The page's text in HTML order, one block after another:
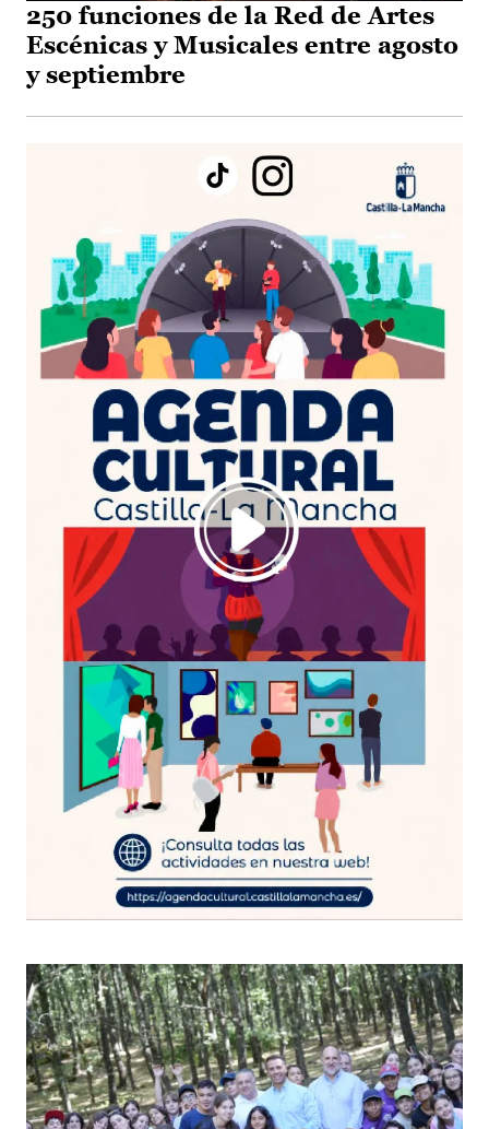
250 funciones de la Red de Artes
Escénicas y Musicales entre agosto
y septiembre